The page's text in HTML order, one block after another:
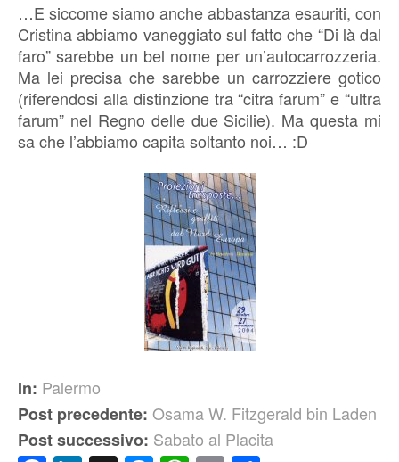
…E siccome siamo anche abbastanza esauriti, con
Cristina abbiamo vaneggiato sul fatto che “Di là dal
faro” sarebbe un bel nome per un’autocarrozzeria.
Ma lei precisa che sarebbe un carrozziere gotico
(riferendosi alla distinzione tra “citra farum” e “ultra
farum” nel Regno delle due Sicilie). Ma questa mi
sa che l’abbiamo capita soltanto noi… :D
In: Palermo
Post precedente: Osama W. Fitzgerald bin Laden
Post successivo: Sabato al Placita